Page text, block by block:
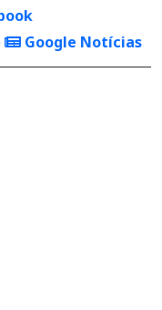
Google Notícias